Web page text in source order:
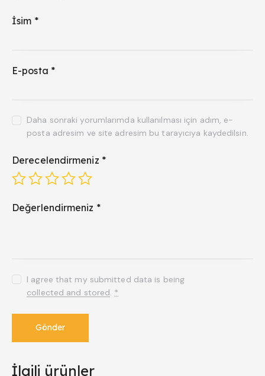
İsim *
E-posta *
Daha sonraki yorumlarımda kullanılması için adım, e-
posta adresim ve site adresim bu tarayıcıya kaydedilsin.
Derecelendirmeniz *
Değerlendirmeniz *
I agree that my submitted data is being
collected and stored *
İlgili ürünler